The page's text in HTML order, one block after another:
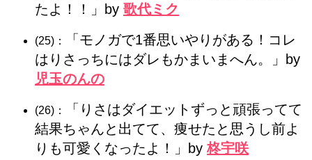
たよ！！」by 歌代ミク
(25)：
「モノガで1番思いやりがある！コレ
はりさっちにはダレもかまいまへん。」by
児玉のんの
(26)：
「りさはダイエットずっと頑張ってて
結果ちゃんと出てて、痩せたと思うし前よ
りも可愛くなったよ！」by 柊宇咲